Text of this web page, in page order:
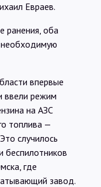
Евраев.
ранения, оба
необходимую
впервые
ввели режим
на АЗС
топлива —
случилось
беспилотников
где
завод.